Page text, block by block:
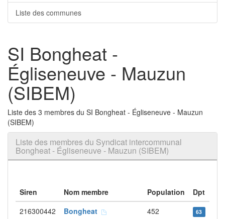
Liste des communes
SI Bongheat -
Égliseneuve - Mauzun
(SIBEM)
Liste des 3 membres du SI Bongheat - Égliseneuve - Mauzun
(SIBEM)
Liste des membres du Syndicat intercommunal
Bongheat - Égliseneuve - Mauzun (SIBEM)
Siren Nom membre Population
Dpt
216300442
Bongheat 452 63